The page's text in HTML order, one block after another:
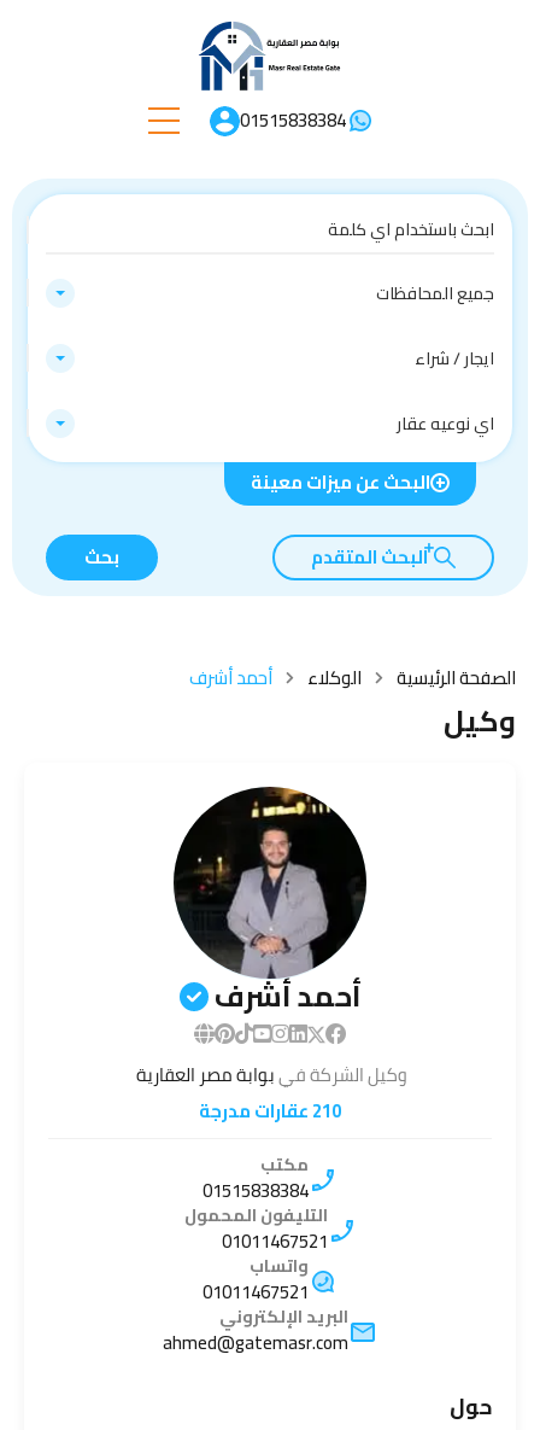
01515838384
جميع المحافظات
ايجار / شراء
اي نوعيه عقار
البحث عن ميزات معينة
البحث المتقدم بحث
الصفحة الرئيسية الوكلاء أحمد أشرف
وكيل
أحمد أشرف
وكيل الشركة فيبوابة مصر العقارية
210 عقارات مدرجة
مكتب
01515838384
التليفون المحمول
01011467521
واتساب
01011467521
البريد الإلكتروني
ahmed@gatemasr.com
حول